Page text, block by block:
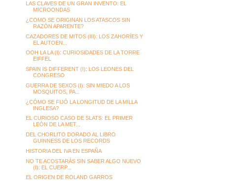
LAS CLAVES DE UN GRAN INVENTO: EL
MICROONDAS
¿COMO SE ORIGINAN LOS ATASCOS SIN
RAZÓN APARENTE?
CAZADORES DE MITOS (III): LOS ZAHORÍES Y
EL AUTOEN...
OOH LA LA (I): CURIOSIDADES DE LA TORRE
EIFFEL
SPAIN IS DIFFERENT (I): LOS LEONES DEL
CONGRESO
GUERRA DE SEXOS (I): SIN MIEDO A LOS
MOSQUITOS, PA...
¿CÓMO SE FIJÓ LA LONGITUD DE LA MILLA
INGLESA?
EL CURIOSO CASO DE SLATS: EL PRIMER
LEÓN DE LA MET...
DEL CHORLITO DORADO AL LIBRO
GUINNESS DE LOS RECORDS
HISTORIA DEL IVA EN ESPAÑA
NO TE ACOSTARÁS SIN SABER ALGO NUEVO
(I): EL CUERP...
EL ORIGEN DE ROLAND GARROS